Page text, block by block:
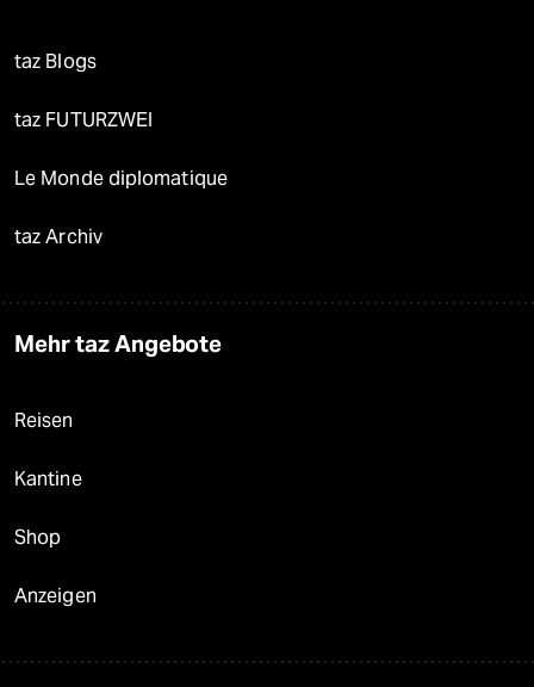
taz Blogs
taz FUTURZWEI
Le Monde diplomatique
taz Archiv
Mehr taz Angebote
Reisen
Kantine
Shop
Anzeigen